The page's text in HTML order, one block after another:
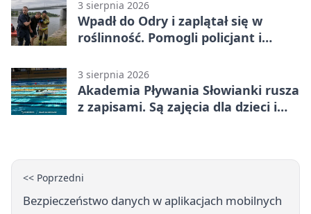
3 sierpnia 2026
Wpadł do Odry i zaplątał się w
roślinność. Pomogli policjant i
3 sierpnia 2026
Akademia Pływania Słowianki rusza
z zapisami. Są zajęcia dla dzieci i
<< Poprzedni
Bezpieczeństwo danych w aplikacjach mobilnych